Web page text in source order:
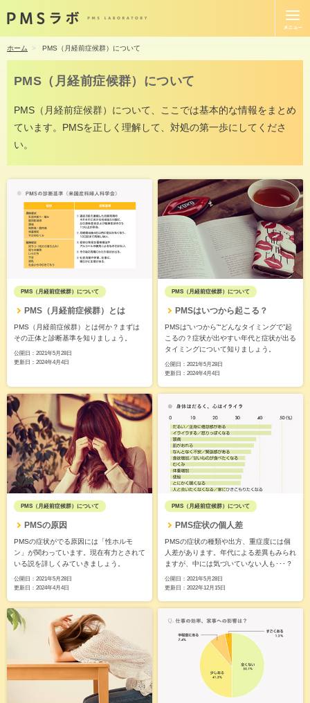
ホーム PMS（月経前症候群）について
PMS（月経前症候群）について
PMS（月経前症候群）について、ここでは基本的な情報をまとめ
ています。PMSを正しく理解して、対処の第一歩にしてくださ
い。
PMS（月経前症候群）について
PMS（月経前症候群）とは
PMS（月経前症候群）とは何か？まずは
その正体と診断基準を知りましょう。
公開日： 2021年5月28日
更新日： 2024年4月4日
PMS（月経前症候群）について
PMSはいつから起こる？
PMSは“いつから”“どんなタイミングで”起
こるの？症状が出やすい年代と症状が出る
タイミングについて知りましょう。
公開日： 2021年5月28日
更新日： 2024年4月4日
PMS（月経前症候群）について
PMSの原因
PMSの症状がでる原因には「性ホルモ
ン」が関わっています。現在有力とされて
いる説を詳しくみていきましょう。
公開日： 2021年5月28日
更新日： 2024年4月4日
PMS（月経前症候群）について
PMS症状の個人差
PMSの症状の種類や出方、重症度には個
人差があります。年代による差異もみられ
ますが、中には気づいていない人も･･･？
公開日： 2021年5月28日
更新日： 2022年12月15日